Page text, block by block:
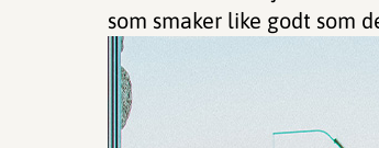
som smaker like godt som